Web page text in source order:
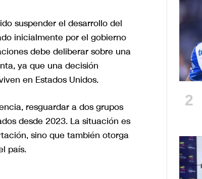
suspender el desarrollo del
inicialmente por el gobierno
debe deliberar sobre una
ya que una decisión
en Estados Unidos.
resguardar a dos grupos
desde 2023. La situación es
sino que también otorga
país.